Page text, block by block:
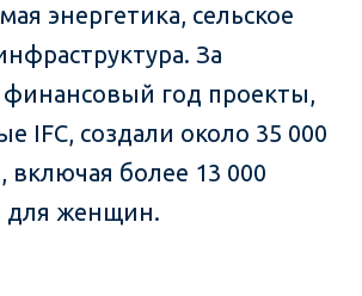
энергетика, сельское
За
год проекты,
IFC, создали около 35 000
включая более 13 000
для женщин.